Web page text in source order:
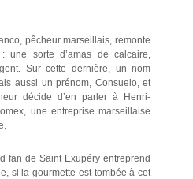
pêcheur marseillais, remonte
une sorte d’amas de calcaire,
Sur cette dernière, un nom
aussi un prénom, Consuelo, et
décide d’en parler à Henri-
une entreprise marseillaise
fan de Saint Exupéry entreprend
si la gourmette est tombée à cet